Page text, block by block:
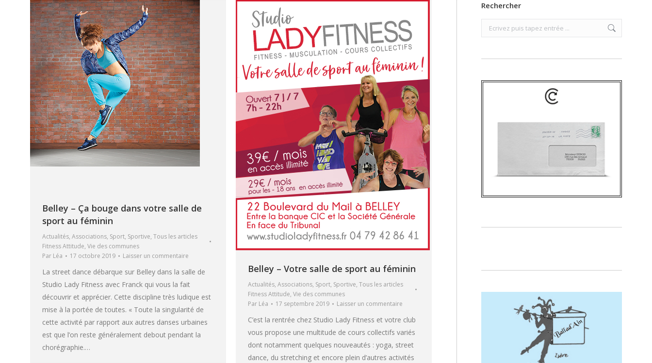
Belley – Ça bouge dans votre salle de
sport au féminin
Actualités, Associations, Sport, Sportive, Tous les articles
Fitness Attitude, Vie des communes
Par Léa 17 octobre 2019 Laisser un commentaire
La street dance débarque sur Belley dans la salle de
Studio Lady Fitness avec Franck qui vous la fait
découvrir et apprécier. Cette discipline très ludique est
mise à la portée de toutes. « Toute la singularité de
cette activité par rapport aux autres danses urbaines
est que l’on reste généralement debout pendant la
chorégraphie.…
Belley – Votre salle de sport au féminin
Actualités, Associations, Sport, Sportive, Tous les articles
Fitness Attitude, Vie des communes
Par Léa 17 septembre 2019 Laisser un commentaire
C’est la rentrée chez Studio Lady Fitness et votre club
vous propose une multitude de cours collectifs variés
dont notamment quelques nouveautés : yoga, street
dance, du stretching et encore plein d’autres activités
Rechercher
Search: